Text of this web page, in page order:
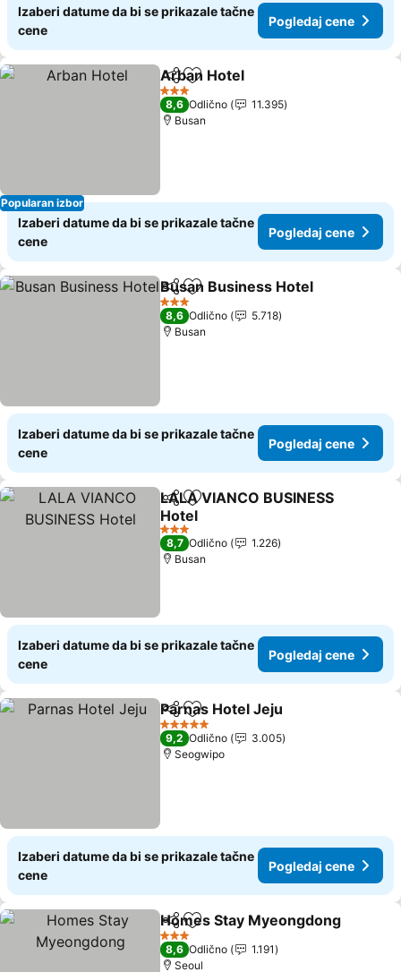
Izaberi datume da bi se prikazale tačne
cene
Pogledaj cene
Popularan izbor
Deli Dodati u favorite
Arban Hotel
3 Zvezdice
8,6 Odlično
11.395
Busan
Izaberi datume da bi se prikazale tačne
cene
Pogledaj cene
Deli Dodati u favorite
Busan Business Hotel
3 Zvezdice
8,6 Odlično
5.718
Busan
Izaberi datume da bi se prikazale tačne
cene
Pogledaj cene
Deli Dodati u favorite
LALA VIANCO BUSINESS
Hotel
3 Zvezdice
8,7 Odlično
1.226
Busan
Izaberi datume da bi se prikazale tačne
cene
Pogledaj cene
Deli Dodati u favorite
Parnas Hotel Jeju
5 Zvezdice
9,2 Odlično
3.005
Seogwipo
Izaberi datume da bi se prikazale tačne
cene
Pogledaj cene
Deli Dodati u favorite
Homes Stay Myeongdong
3 Zvezdice
8,6 Odlično
1.191
Seoul